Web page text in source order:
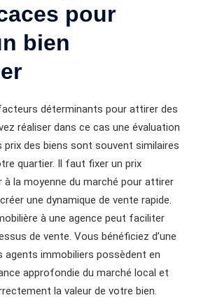
pour
bien
déterminants pour attirer des
réaliser dans ce cas une évaluation
prix des biens sont souvent similaires
quartier. Il faut fixer un prix
à la moyenne du marché pour attirer
une dynamique de vente rapide.
à une agence peut faciliter
de vente. Vous bénéficiez d’une
agents immobiliers possèdent en
approfondie du marché local et
la valeur de votre bien.